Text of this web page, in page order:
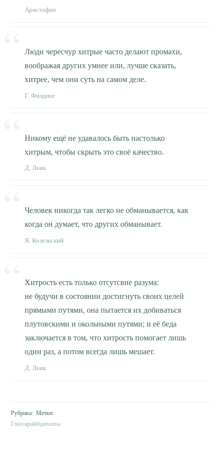
Аристофан
Люди чересчур хитрые часто делают промахи,
воображая других умнее или, лучше сказать,
хитрее, чем они суть на самом деле.
Г. Филдинг
Никому ещё не удавалось быть настолько
хитрым, чтобы скрыть это своё качество.
Д. Локк
Человек никогда так легко не обманывается, как
когда он думает, что других обманывает.
Я. Козельский
Хитрость есть только отсутсвие разума:
не будучи в состоянии достигнуть своих целей
прямыми путями, она пытается их добиваться
плутовскими и окольными путями; и её беда
заключается в том, что хитрость помогает лишь
один раз, а потом всегда лишь мешает.
Д. Локк
Глоссарий цитаты